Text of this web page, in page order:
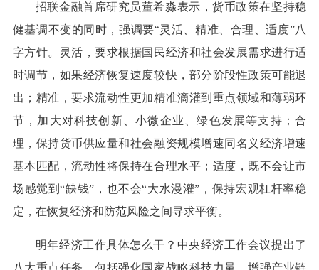
招联金融首席研究员董希淼表示，货币政策在坚持稳
健基调不变的同时，强调要“灵活、精准、合理、适度”八
字方针。灵活，要求根据国民经济和社会发展需求进行适
时调节，如果经济恢复速度较快，部分阶段性政策可能退
出；精准，要求流动性更加精准滴灌到重点领域和薄弱环
节，加大对科技创新、小微企业、绿色发展等支持；合
理，保持货币供应量和社会融资规模增速同名义经济增速
基本匹配，流动性将保持在合理水平；适度，既不会让市
场感觉到“缺钱”，也不会“大水漫灌”，保持宏观杠杆率稳
定，在恢复经济和防范风险之间寻求平衡。
明年经济工作具体怎么干？中央经济工作会议提出了